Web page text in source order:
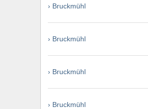
› Bruckmühl
› Bruckmühl
› Bruckmühl
› Bruckmühl